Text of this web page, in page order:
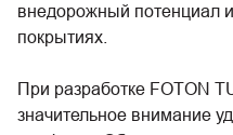
внедорожный потенциал
покрытиях.
При разработке FOTON
значительное внимание